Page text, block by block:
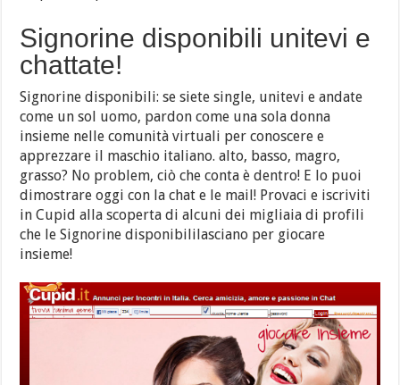
Signorine disponibili unitevi e
chattate!
Signorine disponibili: se siete single, unitevi e andate
come un sol uomo, pardon come una sola donna
insieme nelle comunità virtuali per conoscere e
apprezzare il maschio italiano. alto, basso, magro,
grasso? No problem, ciò che conta è dentro! E lo puoi
dimostrare oggi con la chat e le mail! Provaci e iscriviti
in Cupid alla scoperta di alcuni dei migliaia di profili
che le Signorine disponibililasciano per giocare
insieme!